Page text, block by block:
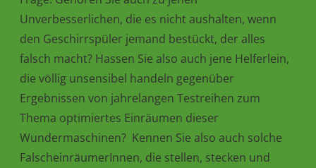
Unverbesserlichen, die es nicht aushalten, wenn
den Geschirrspüler jemand bestückt, der alles
falsch macht? Hassen Sie also auch jene Helferlein,
die völlig unsensibel handeln gegenüber
Ergebnissen von jahrelangen Testreihen zum
Thema optimiertes Einräumen dieser
Wundermaschinen? Kennen Sie also auch solche
FalscheinräumerInnen, die stellen, stecken und